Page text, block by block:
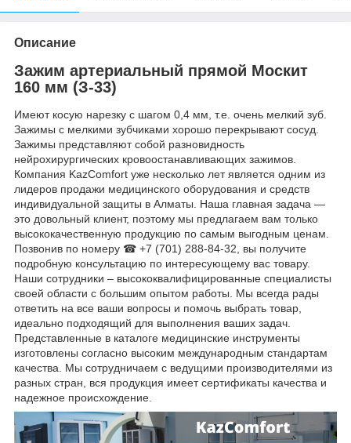
Описание
Зажим артериальный прямой Москит
160 мм (З-33)
Имеют косую нарезку с шагом 0,4 мм, т.е. очень мелкий зуб.
Зажимы с мелкими зубчиками хорошо перекрывают сосуд.
Зажимы представляют собой разновидность
нейрохирургических кровоостанавливающих зажимов.
Компания KazComfort уже несколько лет является одним из
лидеров продажи медицинского оборудования и средств
индивидуальной защиты в Алматы. Наша главная задача —
это довольный клиент, поэтому мы предлагаем вам только
высококачественную продукцию по самым выгодным ценам.
Позвонив по номеру ☎ +7 (701) 288-84-32, вы получите
подробную консультацию по интересующему вас товару.
Наши сотрудники – высококвалифицированные специалисты
своей области с большим опытом работы. Мы всегда рады
ответить на все ваши вопросы и помочь выбрать товар,
идеально подходящий для выполнения ваших задач.
Представленные в каталоге медицинские инструменты
изготовлены согласно высоким международным стандартам
качества. Мы сотрудничаем с ведущими производителями из
разных стран, вся продукция имеет сертификаты качества и
надежное происхождение.